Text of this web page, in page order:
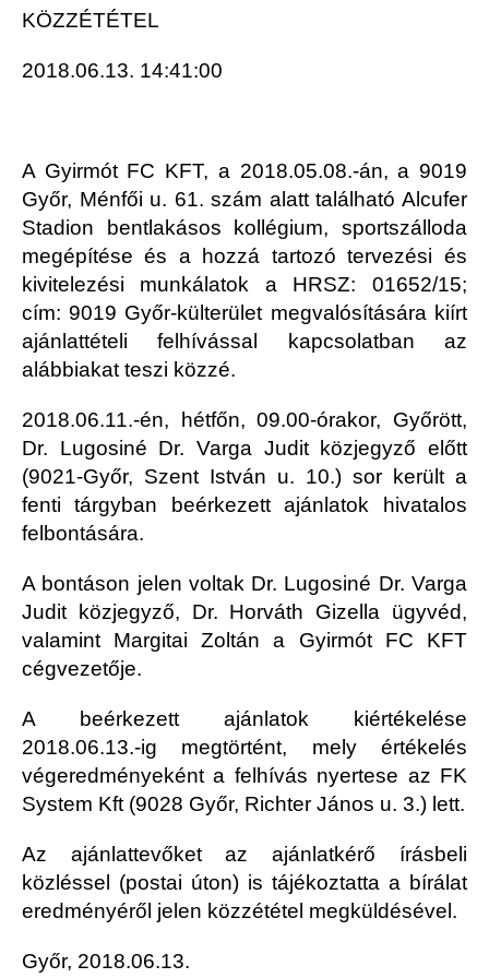
KÖZZÉTÉTEL
2018.06.13. 14:41:00
A Gyirmót FC KFT, a 2018.05.08.-án, a 9019
Győr, Ménfői u. 61. szám alatt található Alcufer
Stadion bentlakásos kollégium, sportszálloda
megépítése és a hozzá tartozó tervezési és
kivitelezési munkálatok a HRSZ: 01652/15;
cím: 9019 Győr-külterület megvalósítására kiírt
ajánlattételi felhívással kapcsolatban az
alábbiakat teszi közzé.
2018.06.11.-én, hétfőn, 09.00-órakor, Győrött,
Dr. Lugosiné Dr. Varga Judit közjegyző előtt
(9021-Győr, Szent István u. 10.) sor került a
fenti tárgyban beérkezett ajánlatok hivatalos
felbontására.
A bontáson jelen voltak Dr. Lugosiné Dr. Varga
Judit közjegyző, Dr. Horváth Gizella ügyvéd,
valamint Margitai Zoltán a Gyirmót FC KFT
cégvezetője.
A beérkezett ajánlatok kiértékelése
2018.06.13.-ig megtörtént, mely értékelés
végeredményeként a felhívás nyertese az FK
System Kft (9028 Győr, Richter János u. 3.) lett.
Az ajánlattevőket az ajánlatkérő írásbeli
közléssel (postai úton) is tájékoztatta a bírálat
eredményéről jelen közzététel megküldésével.
Győr, 2018.06.13.